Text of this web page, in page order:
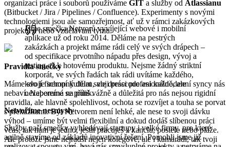
organizaci práce i souborů používáme GIT a služby od Atlassianu
(Bitbucket / Jira / Pipelines / Confluence). Experimenty s novými
technologiemi jsou ale samozřejmost, ať už v rámci zakázkových
projektů a nebo vzdělávání týmu.
Pravidla smečky
Máme svojí firemní kulturu, ale dresscode ani každodenní syncy nás
nebaví. Nebereme se příliš vážně a důležitá pro nás nejsou rigidní
pravidla, ale hlavně spolehlivost, ochota se rozvíjet a touha se porvat
s překážkami. Být Netvorem není lehké, ale nese to svoji dávku
výhod – umíme být velmi flexibilní a dokud dodáš slíbenou práci
včas, tak nám je jedno, jestli pracuješ z kanclu, postele nebo pláže.
Ale protože jsme nejradši nejen kolegové, ale i kamarádi, tak tvoji
Jsme smečka Netvorů vyvíjející webové i mobilní
aplikace už od roku 2014. Děláme na pestrých
zakázkách a projekt máme rádi celý ve svých drápech –
od specifikace prvotního nápadu přes design, vývoj a
testing až k hotovému produktu. Nejsme žádný striktní
korporát, ve svých řadách tak rádi uvítáme každého,
kdo je schopný dělat svoji práci profesionálně, ale
nezapomíná na punk.
Netvoříme nesmysly
Služby naší smečky vyhledávají startupy i velké firmy, pro které
agilně stavíme od základů inovativní řešení. Pomohli jsme již